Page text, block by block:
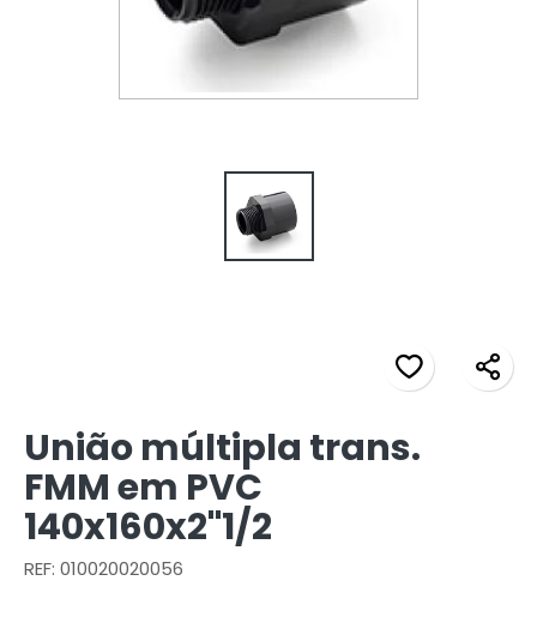
União múltipla trans.
FMM em PVC
140x160x2"1/2
REF: 010020020056